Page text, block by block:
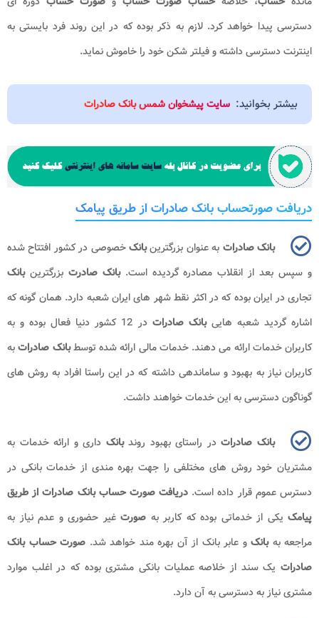
دسترسی پیدا خواهد کرد. لازم به ذکر بوده که در این روند فرد بایستی به
اینترنت دسترسی داشته و فیلتر شکن خود را خاموش نماید.
بیشتر بخوانید: سایت پیشخوان شمس بانک صادرات
دریافت صورتحساب بانک صادرات از طریق پیامک
بانک صادرات به عنوان بزرگترینبانکخصوصی در کشور افتتاح شده
و سپس بعد از انقلاب مصادره گردیده است.بانک صادرتبزرگترینبانک
تجاری در ایران بوده که در اکثر نقط شهر های ایران شعبه دارد. همان گونه که
اشاره گردید شعبه هاییبانک صادرات
در 12 کشور دنیا فعال بوده و به
کاربران خدمات ارائه می دهند. خدمات مالی ارائه شده توسطبانک صادراتبه
کاربران نیاز به بهبود و ساماندهی داشته که در این راستا افراد به روش های
گوناگون دسترسی به این خدمات خواهند داشت.
بانک صادراتدر راستای بهبود روندبانک داری و ارائه خدمات به
مشتریان خود روش های مختلفی را جهت بهره مندی از خدمات بانکی در
دسترس عموم قرار داده است. دریافت صورت حساب بانک صادرات از طریق
پیامک یکی از خدماتی بوده که کاربر به صورتغیر حضوری و عدم نیاز به
مراجعه بهبانکو عابر بانک از آن بهره مند خواهد شد. صورت حساب بانک
صادرات یک سند از خلاصه عملیات بانکی مشتری بوده که در اغلب موارد
مشتری نیاز به دسترسی به آن دارد.